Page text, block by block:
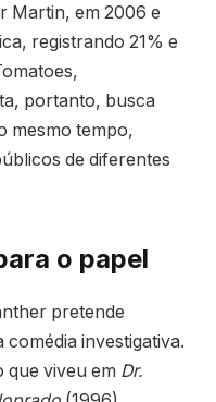
Martin, em 2006 e
registrando 21% e
portanto, busca
mesmo tempo,
de diferentes
o papel
pretende
investigativa.
que viveu em Dr.